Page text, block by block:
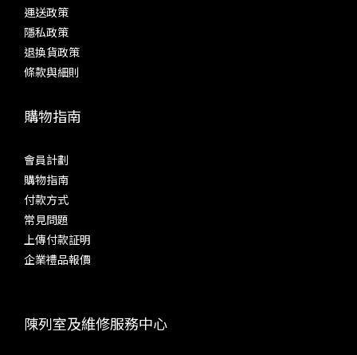
運送政策
隱私政策
退換貨政策
條款與細則
購物指南
會員計劃
購物指南
付款方式
常見問題
上傳付款証明
企業禮品報價
陳列室及維修服務中心